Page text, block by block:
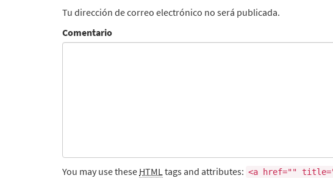
Tu dirección de correo electrónico no será publicada.
Comentario
You may use these HTMLtags and attributes: <a href=""